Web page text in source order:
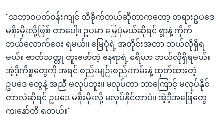
"သဘာဝပတ်ဝန်းကျင် ထိခိုက်တယ်ဆိုတာကတော့ တရားဥပဒေ
မစိုးမိုးလို့ဖြစ် တာပေါ့။ ဥပမာ မြေပုံမယ်ဆိုရင် ရွာနဲ့ ကိုက်
ဘယ်လောက်ဝေး ရမယ်။ မြေပုံရဲ့ အတိုင်းအတာ ဘယ်လိုရှိရ
မယ်။ ဓာတ်သတ္တု တူးဖော်တဲ့ နေရာရဲ့ ဧရိယာ ဘယ်လိုရှိရမယ်။
အဲ့ဒီ့ကိစ္စတွေကို အရင် စည်းမျဉ်းစည်းကမ်းနဲ့ ထုတ်ထားတဲ့
ဥပဒေ တွေနဲ့ အညီ မလုပ်ဘူး။ မလုပ်တာ ဘာကြောင့် မလုပ်နိုင်
တာလဲဆိုရင် ဥပဒေ မစိုးမိုးလို့ မလုပ်နိုင်တာပဲ။ အဲ့ဒီ့အဖြေတွေ
ကျနော်တို့ ရတယ်။"